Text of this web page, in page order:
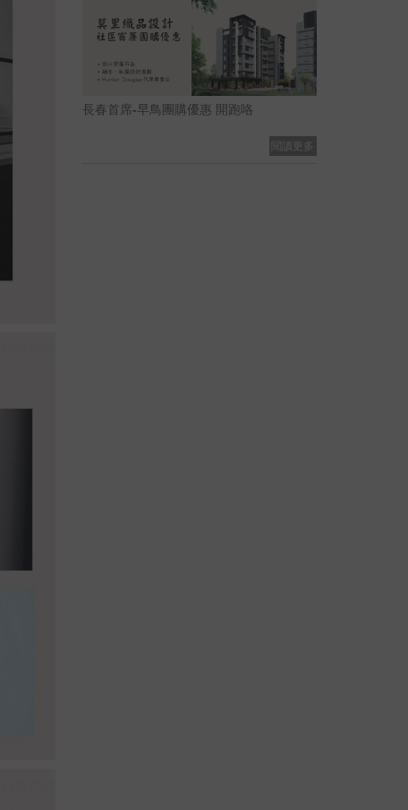
長春首席-早鳥團購優惠 開跑咯
閱讀更多